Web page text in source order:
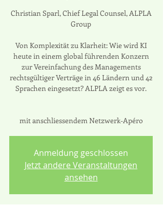
Christian Sparl, Chief Legal Counsel, ALPLA
Group
Von Komplexität zu Klarheit: Wie wird KI
heute in einem global führenden Konzern
zur Vereinfachung des Managements
rechtsgültiger Verträge in 46 Ländern und 42
Sprachen eingesetzt? ALPLA zeigt es vor.
mit anschliessendem Netzwerk-Apéro
Anmeldung geschlossen
Jetzt andere Veranstaltungen
ansehen